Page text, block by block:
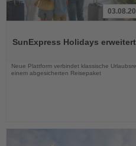
die
SunExpress Holidays
Neue Plattform verbindet klassische
einem abgesicherten Reisepaket